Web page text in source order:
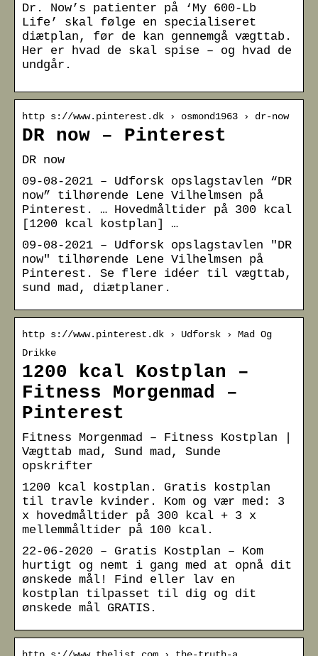
Dr. Now’s patienter på ‘My 600-Lb
Life’ skal følge en specialiseret
diætplan, før de kan gennemgå vægttab.
Her er hvad de skal spise – og hvad de
undgår.
http s://www.pinterest.dk › osmond1963 › dr-now
DR now – Pinterest
DR now
09-08-2021 – Udforsk opslagstavlen “DR
now” tilhørende Lene Vilhelmsen på
Pinterest. … Hovedmåltider på 300 kcal
[1200 kcal kostplan] …
09-08-2021 – Udforsk opslagstavlen "DR
now" tilhørende Lene Vilhelmsen på
Pinterest. Se flere idéer til vægttab,
sund mad, diætplaner.
http s://www.pinterest.dk › Udforsk › Mad Og
Drikke
1200 kcal Kostplan –
Fitness Morgenmad –
Pinterest
Fitness Morgenmad – Fitness Kostplan |
Vægttab mad, Sund mad, Sunde
opskrifter
1200 kcal kostplan. Gratis kostplan
til travle kvinder. Kom og vær med: 3
x hovedmåltider på 300 kcal + 3 x
mellemmåltider på 100 kcal.
22-06-2020 – Gratis Kostplan – Kom
hurtigt og nemt i gang med at opnå dit
ønskede mål! Find eller lav en
kostplan tilpasset til dig og dit
ønskede mål GRATIS.